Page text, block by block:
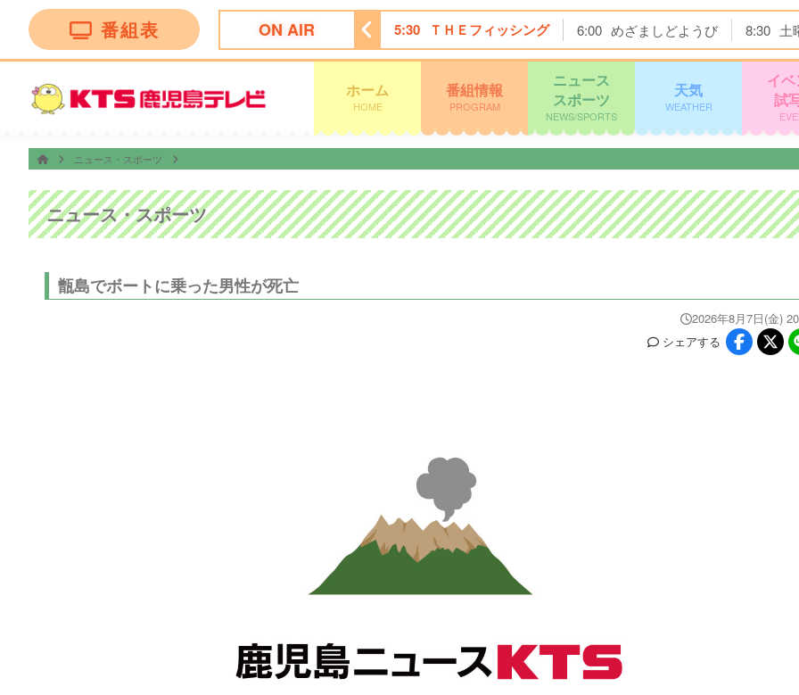
番組表 ON AIR
ビショッピング 5:00 ディーニーズテレビショッピング 5:30 ＴＨＥフィッシング 6:00 めざましどようび 8:30 土
ホーム
HOME
番組情報
PROGRAM
ニュース
スポーツ
NEWS/SPORTS
天気
WEATHER
イ
試
ニュース・スポーツ
ニュース・スポーツ
甑島でボートに乗った男性が死亡
2026年8月7日(金)
シェアする